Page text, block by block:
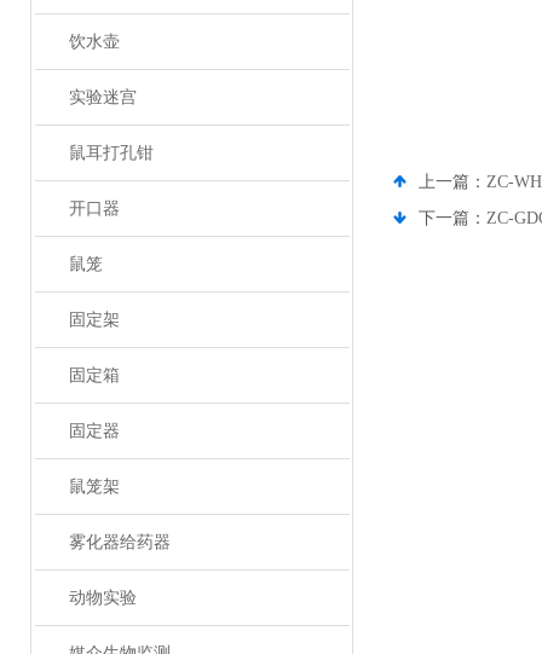
饮水壶
实验迷宫
鼠耳打孔钳
开口器
鼠笼
固定架
固定箱
固定器
鼠笼架
雾化器给药器
动物实验
上一篇： ZC-
下一篇： ZC-